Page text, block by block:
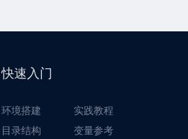
快速入门
环境搭建
实践教程
目录结构
变量参考